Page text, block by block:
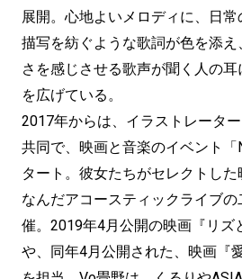
展開。心地よいメロディに、日
描写を紡ぐような歌詞が色を添
さを感じさせる歌声が聞く人の
を広げている。
2017年からは、イラストレータ
共同で、映画と音楽のイベント
タート。彼女たちがセレクトし
なんだアコースティックライブ
催。2019年4月公開の映画『リズ
や、同年4月公開された、映画『